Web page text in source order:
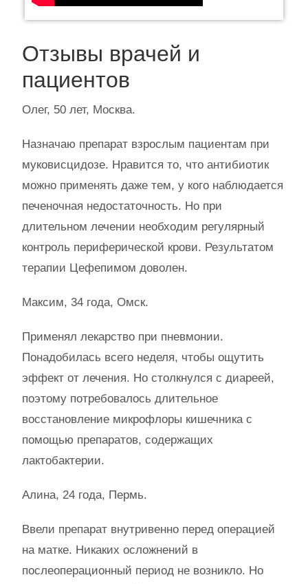
Отзывы врачей и
пациентов
Олег, 50 лет, Москва.
Назначаю препарат взрослым пациентам при
муковисцидозе. Нравится то, что антибиотик
можно применять даже тем, у кого наблюдается
печеночная недостаточность. Но при
длительном лечении необходим регулярный
контроль периферической крови. Результатом
терапии Цефепимом доволен.
Максим, 34 года, Омск.
Применял лекарство при пневмонии.
Понадобилась всего неделя, чтобы ощутить
эффект от лечения. Но столкнулся с диареей,
поэтому потребовалось длительное
восстановление микрофлоры кишечника с
помощью препаратов, содержащих
лактобактерии.
Алина, 24 года, Пермь.
Ввели препарат внутривенно перед операцией
на матке. Никаких осложнений в
послеоперационный период не возникло. Но